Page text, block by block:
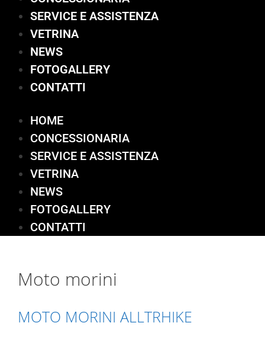
SERVICE E ASSISTENZA
VETRINA
NEWS
FOTOGALLERY
CONTATTI
HOME
CONCESSIONARIA
SERVICE E ASSISTENZA
VETRINA
NEWS
FOTOGALLERY
CONTATTI
Moto morini
MOTO MORINI ALLTRHIKE